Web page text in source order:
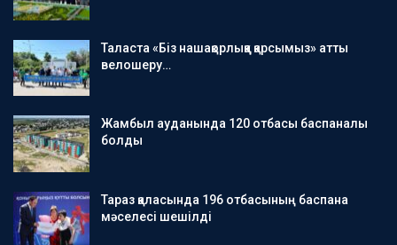
Таласта «Біз нашақорлыққа қарсымыз» атты
велошеру…
Жамбыл ауданында 120 отбасы баспаналы
болды
Тараз қаласында 196 отбасының баспана
мәселесі шешілді